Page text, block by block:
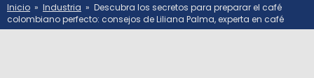
Inicio » Industria » Descubra los secretos para preparar el café
colombiano perfecto: consejos de Liliana Palma, experta en café